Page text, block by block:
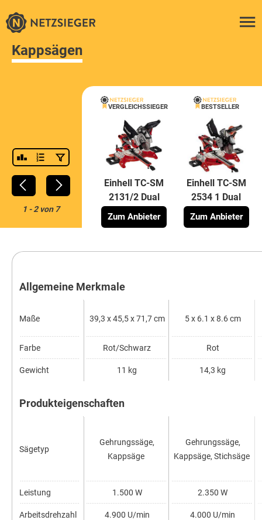
Kappsägen
1-2von 7
VERGLEICHSSIEGER
Einhell TC-SM
2131/2 Dual
Zum Anbieter
BESTSELLER
Einhell TC-SM
2534 1 Dual
Zum Anbieter
Allgemeine Merkmale
Maße
Farbe
Gewicht
Produkteigenschaften
Sägetyp
Leistung
Arbeitsdrehzahl
39,3 x 45,5 x 71,7 cm
Rot/Schwarz
11 kg
Gehrungssäge,
Kappsäge
1.500 W
4.900 U/min
5 x 6.1 x 8.6 cm
Rot
14,3 kg
Gehrungssäge,
Kappsäge, Stichsäge
2.350 W
4.000 U/min